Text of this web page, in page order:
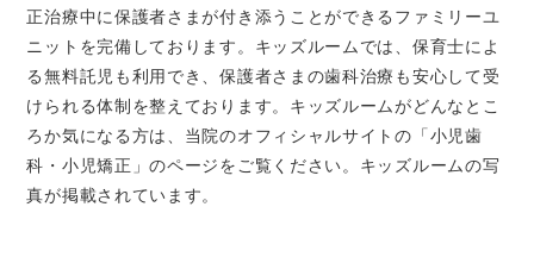
正治療中に保護者さまが付き添うことができるファミリーユ
ニットを完備しております。キッズルームでは、保育士によ
る無料託児も利用でき、保護者さまの歯科治療も安心して受
けられる体制を整えております。キッズルームがどんなとこ
ろか気になる方は、当院のオフィシャルサイトの「小児歯
科・小児矯正」のページをご覧ください。キッズルームの写
真が掲載されています。